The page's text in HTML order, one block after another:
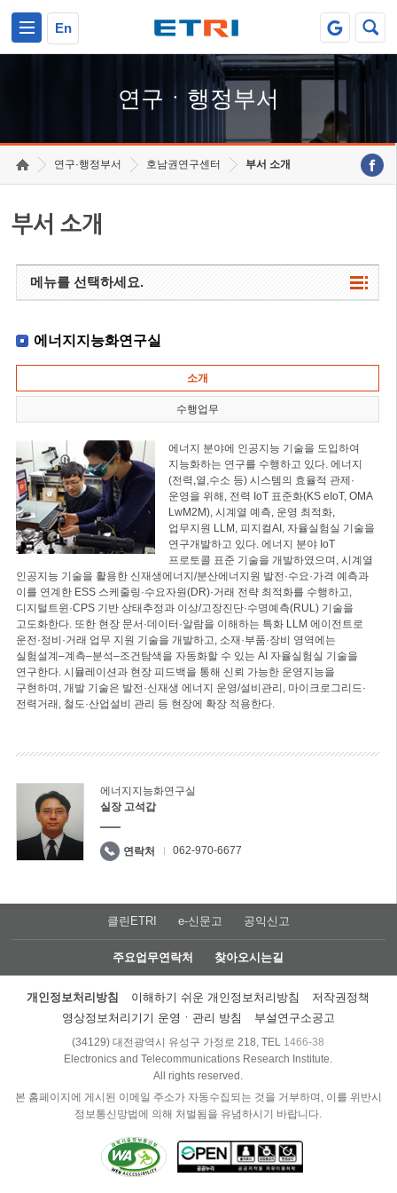
En
연구ㆍ행정부서
연구·행정부서 호남권연구센터 부서 소개
부서 소개
메뉴를 선택하세요.
에너지지능화연구실
소개
수행업무
에너지 분야에 인공지능 기술을 도입하여
지능화하는 연구를 수행하고 있다. 에너지
(전력,열,수소 등) 시스템의 효율적 관제·
운영을 위해, 전력 IoT 표준화(KS eIoT, OMA
LwM2M), 시계열 예측, 운영 최적화,
업무지원 LLM, 피지컬AI, 자율실험실 기술을
연구개발하고 있다. 에너지 분야 IoT
프로토콜 표준 기술을 개발하였으며, 시계열
인공지능 기술을 활용한 신재생에너지/분산에너지원 발전·수요·가격 예측과
이를 연계한 ESS 스케줄링·수요자원(DR)·거래 전략 최적화를 수행하고,
디지털트윈·CPS 기반 상태추정과 이상/고장진단·수명예측(RUL) 기술을
고도화한다. 또한 현장 문서·데이터·알람을 이해하는 특화 LLM 에이전트로
운전·정비·거래 업무 지원 기술을 개발하고, 소재·부품·장비 영역에는
실험설계–계측–분석–조건탐색을 자동화할 수 있는 AI 자율실험실 기술을
연구한다. 시뮬레이션과 현장 피드백을 통해 신뢰 가능한 운영지능을
구현하며, 개발 기술은 발전·신재생 에너지 운영/설비관리, 마이크로그리드·
전력거래, 철도·산업설비 관리 등 현장에 확장 적용한다.
에너지지능화연구실
실장 고석갑
연락처 062-970-6677
클린ETRI e-신문고 공익신고
주요업무연락처 찾아오시는길
개인정보처리방침 이해하기 쉬운 개인정보처리방침
저작권정책
영상정보처리기기 운영ㆍ관리 방침
부설연구소공고
(34129) 대전광역시 유성구 가정로 218, TEL 1466-38
Electronics and Telecommunications Research Institute.
All rights reserved.
본 홈페이지에 게시된 이메일 주소가 자동수집되는 것을 거부하며, 이를 위반시
정보통신망법에 의해 처벌됨을 유념하시기 바랍니다.